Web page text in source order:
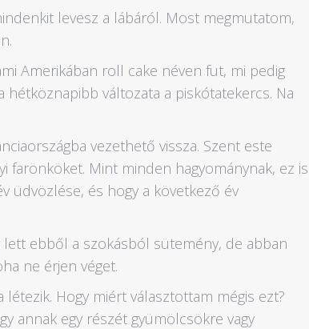
levesz a lábáról. Most megmutatom,
Amerikában roll cake néven fut, mi pedig
változata a piskótatekercs. Na
vezethető vissza. Szent este
farönköket. Mint minden hagyománynak, ez is
üdvözlése, és hogy a következő év
ebből a szokásból sütemény, de abban
ne érjen véget.
Hogy miért választottam mégis ezt?
annak egy részét gyümölcsökre vagy